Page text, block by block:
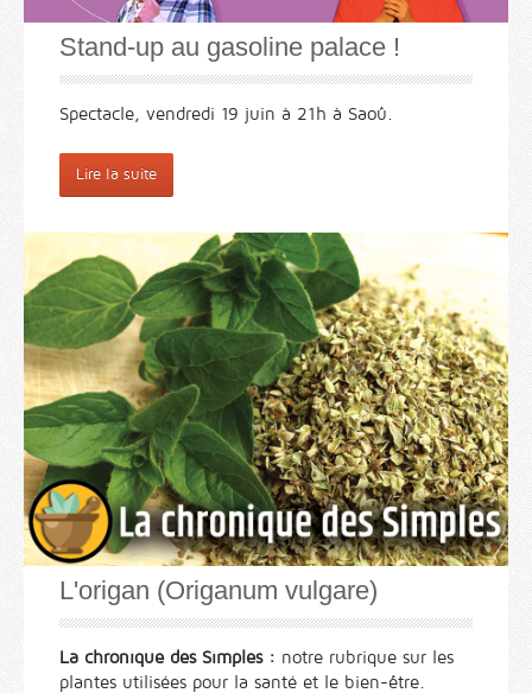
Stand-up au gasoline palace !
Spectacle, vendredi 19 juin à 21h à Saoû.
Lire la suite
L'origan (Origanum vulgare)
La chronique des Simples : notre rubrique sur les
plantes utilisées pour la santé et le bien-être.